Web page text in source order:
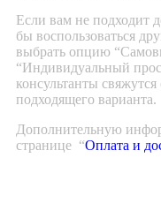
Если вам не подходит
бы воспользоваться
выбрать опцию
“Индивидуальный
консультанты
подходящего варианта.
Дополнительную
странице “Оплата и